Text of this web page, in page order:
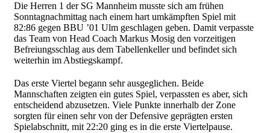
Die Herren 1 der SG Mannheim musste sich am frühen
Sonntagnachmittag nach einem hart umkämpften Spiel mit
82:86 gegen BBU ’01 Ulm geschlagen geben. Damit verpasste
das Team von Head Coach Markus Mosig den vorzeitigen
Befreiungsschlag aus dem Tabellenkeller und befindet sich
weiterhin im Abstiegskampf.
Das erste Viertel begann sehr ausgeglichen. Beide
Mannschaften zeigten ein gutes Spiel, verpassten es aber, sich
entscheidend abzusetzen. Viele Punkte innerhalb der Zone
sorgten für einen sehr von der Defensive geprägten ersten
Spielabschnitt, mit 22:20 ging es in die erste Viertelpause.